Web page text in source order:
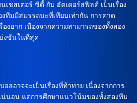
เชสเตอร์ ซิตี้ กับ ฮัดเดอร์สฟิลด์ เป็นเรื่อง
ทีมมีสมรรถนะที่เทียบเท่ากัน การคาด
งยาก เนื่องจากความสามารถของทั้งสอง
งขันในที่สุด
ลอาจจะเป็นเรื่องที่ท้าทาย เนื่องจากการ
นอน แต่การศึกษาแนวโน้มของทั้งสองทีม